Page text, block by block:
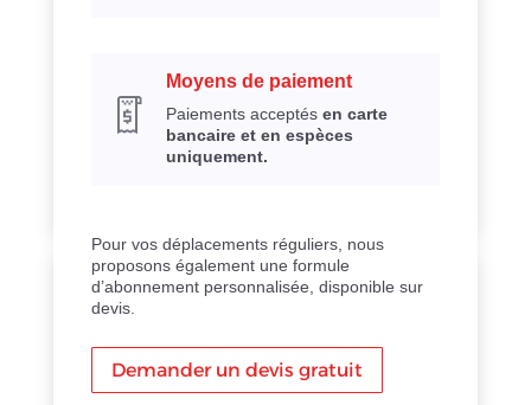
Moyens de paiement
Paiements acceptés en carte
bancaire et en espèces
uniquement.
Pour vos déplacements réguliers, nous
proposons également une formule
d’abonnement personnalisée, disponible sur
devis.
Demander un devis gratuit